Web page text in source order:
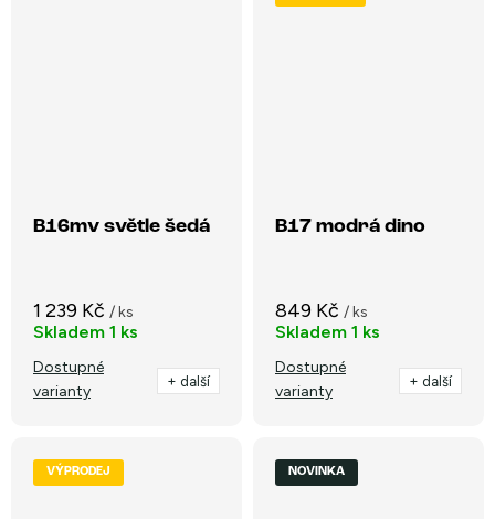
B16mv světle šedá
1 239 Kč / ks
Skladem 1 ks
Dostupné
varianty
+ další
B17 modrá dino
849 Kč / ks
Skladem 1 ks
Dostupné
varianty
+ další
VÝPRODEJ NOVINKA